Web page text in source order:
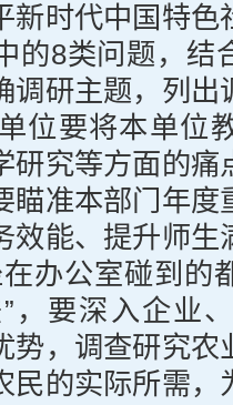
新时代中国特色
的8类问题，结
调研主题，列出
位要将本单位
研究等方面的痛
瞄准本部门年度
效能、提升师生
办公室碰到的
，要深入企业
势，调查研究农
民的实际所需，